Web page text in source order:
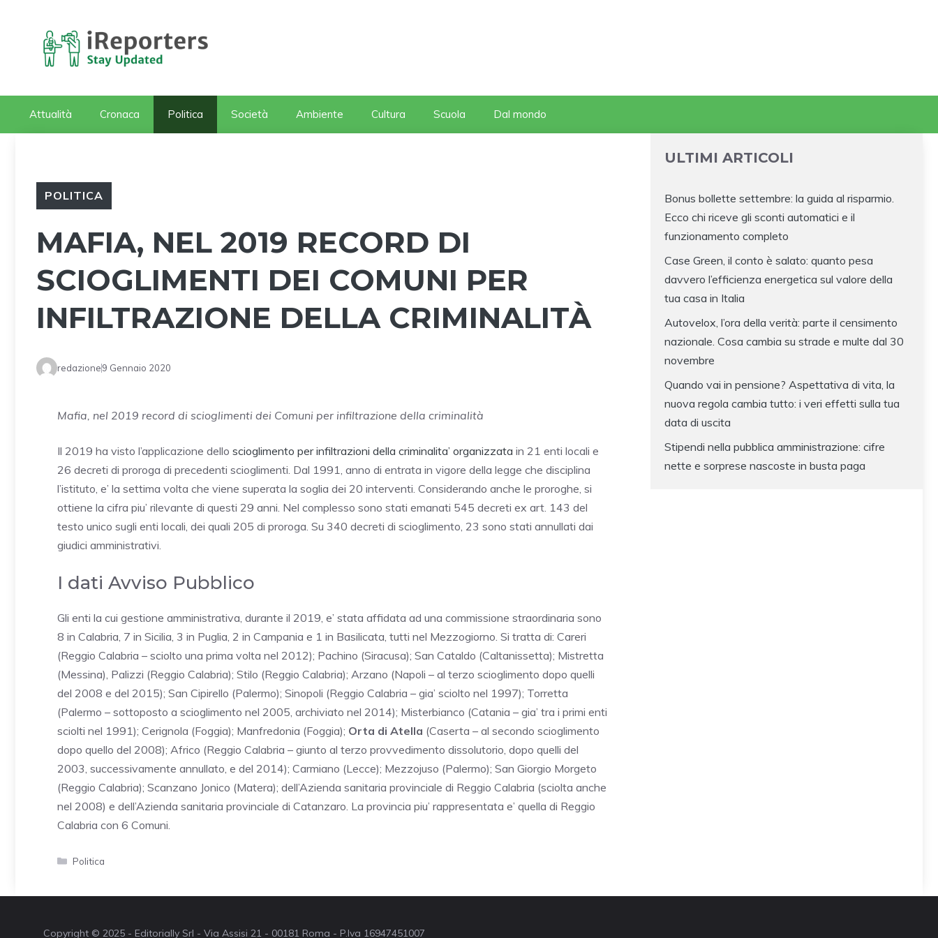
contenuto
Attualità Cronaca Politica Società Ambiente Cultura Scuola Dal mondo
POLITICA
MAFIA, NEL 2019 RECORD DI
SCIOGLIMENTI DEI COMUNI PER
INFILTRAZIONE DELLA CRIMINALITÀ
redazione9 Gennaio 2020
Mafia, nel 2019 record di scioglimenti dei Comuni per infiltrazione della criminalità
Il 2019 ha visto l’applicazione dello scioglimento per infiltrazioni della criminalita’ organizzata in 21 enti locali e
26 decreti di proroga di precedenti scioglimenti. Dal 1991, anno di entrata in vigore della legge che disciplina
l’istituto, e’ la settima volta che viene superata la soglia dei 20 interventi. Considerando anche le proroghe, si
ottiene la cifra piu’ rilevante di questi 29 anni. Nel complesso sono stati emanati 545 decreti ex art. 143 del
testo unico sugli enti locali, dei quali 205 di proroga. Su 340 decreti di scioglimento, 23 sono stati annullati dai
giudici amministrativi.
I dati Avviso Pubblico
Gli enti la cui gestione amministrativa, durante il 2019, e’ stata affidata ad una commissione straordinaria sono
8 in Calabria, 7 in Sicilia, 3 in Puglia, 2 in Campania e 1 in Basilicata, tutti nel Mezzogiorno. Si tratta di: Careri
(Reggio Calabria – sciolto una prima volta nel 2012); Pachino (Siracusa); San Cataldo (Caltanissetta); Mistretta
(Messina), Palizzi (Reggio Calabria); Stilo (Reggio Calabria); Arzano (Napoli – al terzo scioglimento dopo quelli
del 2008 e del 2015); San Cipirello (Palermo); Sinopoli (Reggio Calabria – gia’ sciolto nel 1997); Torretta
(Palermo – sottoposto a scioglimento nel 2005, archiviato nel 2014); Misterbianco (Catania – gia’ tra i primi enti
sciolti nel 1991); Cerignola (Foggia); Manfredonia (Foggia); Orta di Atella (Caserta – al secondo scioglimento
dopo quello del 2008); Africo (Reggio Calabria – giunto al terzo provvedimento dissolutorio, dopo quelli del
2003, successivamente annullato, e del 2014); Carmiano (Lecce); Mezzojuso (Palermo); San Giorgio Morgeto
(Reggio Calabria); Scanzano Jonico (Matera); dell’Azienda sanitaria provinciale di Reggio Calabria (sciolta anche
nel 2008) e dell’Azienda sanitaria provinciale di Catanzaro. La provincia piu’ rappresentata e’ quella di Reggio
Calabria con 6 Comuni.
Categorie
Politica
ULTIMI ARTICOLI
Bonus bollette settembre: la guida al risparmio.
Ecco chi riceve gli sconti automatici e il
funzionamento completo
Case Green, il conto è salato: quanto pesa
davvero l’efficienza energetica sul valore della
tua casa in Italia
Autovelox, l’ora della verità: parte il censimento
nazionale. Cosa cambia su strade e multe dal 30
novembre
Quando vai in pensione? Aspettativa di vita, la
nuova regola cambia tutto: i veri effetti sulla tua
data di uscita
Stipendi nella pubblica amministrazione: cifre
nette e sorprese nascoste in busta paga
Copyright © 2025 - Editorially Srl - Via Assisi 21 - 00181 Roma - P.Iva 16947451007